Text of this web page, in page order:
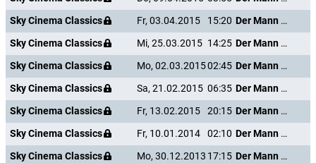
Sky Cinema Classics
Fr, 03.04.2015 15:20
Der Mann mit dem Glasauge
Sky Cinema Classics
Mi, 25.03.2015 14:25
Der Mann mit dem Glasauge
Sky Cinema Classics
Mo, 02.03.201502:45
Der Mann mit dem Glasauge
Sky Cinema Classics
Sa, 21.02.2015 06:35
Der Mann mit dem Glasauge
Sky Cinema Classics
Fr, 13.02.2015 20:15
Der Mann mit dem Glasauge
Sky Cinema Classics
Fr, 10.01.2014 02:10
Der Mann mit dem Glasauge
Sky Cinema Classics
Mo, 30.12.2013 17:15
Der Mann mit dem Glasauge